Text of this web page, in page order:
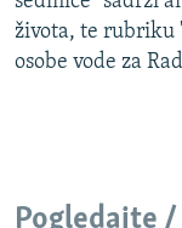
NASTANAK I RASPAD
života, te rubriku
osobe vode za
Pogledajte